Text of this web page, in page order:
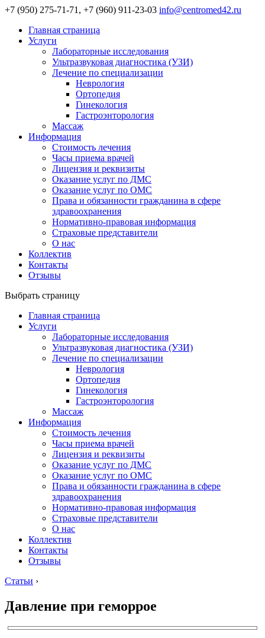
+7 (950) 275-71-71, +7 (960) 911-23-03 info@centromed42.ru
Главная страница
Услуги
Лабораторные исследования
Ультразвуковая диагностика (УЗИ)
Лечение по специализации
Неврология
Ортопедия
Гинекология
Гастроэнторология
Массаж
Информация
Стоимость лечения
Часы приема врачей
Лицензия и реквизиты
Оказание услуг по ДМС
Оказание услуг по ОМС
Права и обязанности гражданина в сфере
здравоохранения
Нормативно-правовая информация
Страховые представители
О нас
Коллектив
Контакты
Отзывы
Выбрать страницу
Главная страница
Услуги
Лабораторные исследования
Ультразвуковая диагностика (УЗИ)
Лечение по специализации
Неврология
Ортопедия
Гинекология
Гастроэнторология
Массаж
Информация
Стоимость лечения
Часы приема врачей
Лицензия и реквизиты
Оказание услуг по ДМС
Оказание услуг по ОМС
Права и обязанности гражданина в сфере
здравоохранения
Нормативно-правовая информация
Страховые представители
О нас
Коллектив
Контакты
Отзывы
Статьи ›
Давление при геморрое